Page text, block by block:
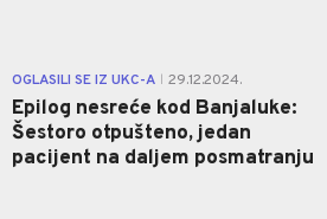
OGLASILI SE IZ UKC-A 29.12.2024.
Epilog nesreće kod Banjaluke:
Šestoro otpušteno, jedan
pacijent na daljem posmatranju